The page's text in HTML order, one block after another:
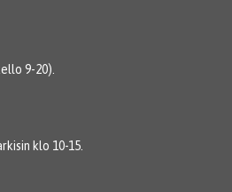
9-20).
klo 10-15.